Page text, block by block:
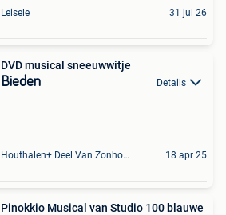
Leisele 31 jul 26
DVD musical sneeuwwitje
Bieden Details
Houthalen+ Deel Van Zonhoven En Zolder 18 apr 25
Pinokkio Musical van Studio 100 blauwe